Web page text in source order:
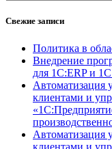
Свежие записи
Политика в
Внедрение
для 1С:ERP и
Автоматизация
клиентами и
Автоматизация
клиентами и